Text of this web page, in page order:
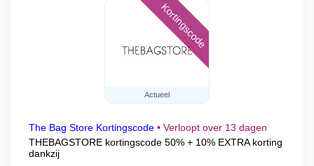
Actueel
Kortingscode
The Bag Store Kortingscode • Verloopt over 13 dagen
THEBAGSTORE kortingscode 50% + 10% EXTRA korting
dankzij